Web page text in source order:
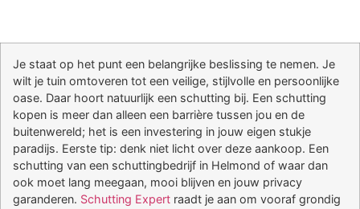
Je staat op het punt een belangrijke beslissing te nemen. Je
wilt je tuin omtoveren tot een veilige, stijlvolle en persoonlijke
oase. Daar hoort natuurlijk een schutting bij. Een schutting
kopen is meer dan alleen een barrière tussen jou en de
buitenwereld; het is een investering in jouw eigen stukje
paradijs. Eerste tip: denk niet licht over deze aankoop. Een
schutting van een schuttingbedrijf in Helmond of waar dan
ook moet lang meegaan, mooi blijven en jouw privacy
garanderen. Schutting Expert raadt je aan om vooraf grondig